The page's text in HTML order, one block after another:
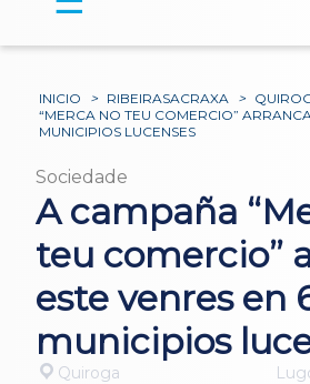
INICIO > RIBEIRASACRAXA >
“MERCA NO TEU COMERCIO”
MUNICIPIOS LUCENSES
Sociedade
A campaña
teu comercio”
este venres en
municipios
Quiroga